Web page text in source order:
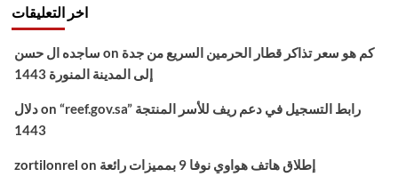
اخر التعليقات
ساجده ال حسن on كم هو سعر تذاكر قطار الحرمين السريع من جدة
إلى المدينة المنورة 1443
دلالon “reef.gov.sa” رابط التسجيل في دعم ريف للأسر المنتجة
1443
zortilonrel on إطلاق هاتف هواوي نوفا 9 بمميزات رائعة